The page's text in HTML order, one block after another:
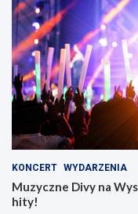
KONCERT WYDARZENIA
Muzyczne Divy na
hity!